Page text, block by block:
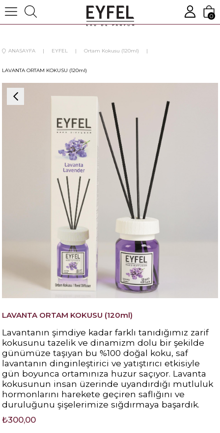
0
ANASAYFA EYFEL Ortam Kokusu (120ml)
LAVANTA ORTAM KOKUSU (120ml)
LAVANTA ORTAM KOKUSU (120ml)
Lavantanın şimdiye kadar farklı tanıdığımız zarif
kokusunu tazelik ve dinamizm dolu bir şekilde
günümüze taşıyan bu %100 doğal koku, saf
lavantanın dinginleştirici ve yatıştırıcı etkisiyle
gün boyunca ortamınıza huzur saçıyor. Lavanta
kokusunun insan üzerinde uyandırdığı mutluluk
hormonlarını harekete geçiren saflığını ve
duruluğunu şişelerimize sığdırmaya başardık.
₺300,00